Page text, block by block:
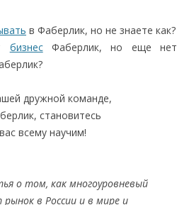
в Фаберлик, но не знаете как?
бизнесФаберлик, но еще нет
дружной команде,
становитесь
всему научим!
о том, как многоуровневый
в России и в мире и